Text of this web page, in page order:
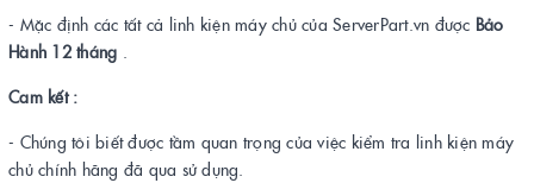
- Mặc định các tất cả linh kiện máy chủ của ServerPart.vn được Bảo
Hành 12 tháng .
Cam kết :
- Chúng tôi biết được tầm quan trọng của việc kiểm tra linh kiện máy
chủ chính hãng đã qua sử dụng.